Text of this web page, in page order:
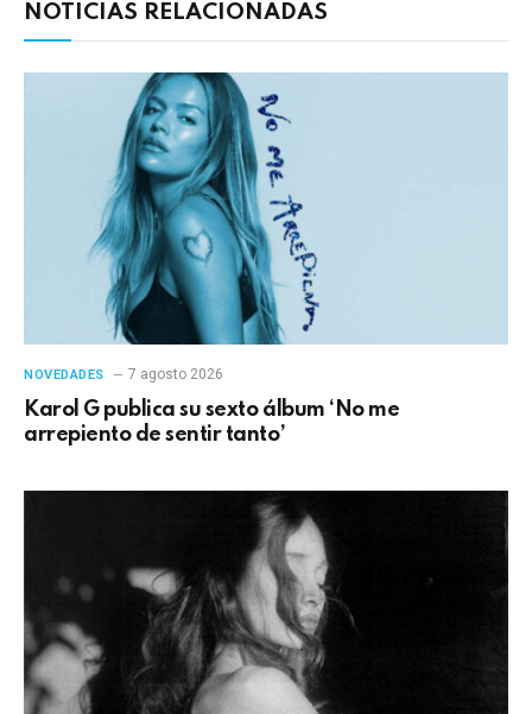
NOTICIAS RELACIONADAS
NOVEDADES 7 agosto 2026
Karol G publica su sexto álbum ‘No me
arrepiento de sentir tanto’